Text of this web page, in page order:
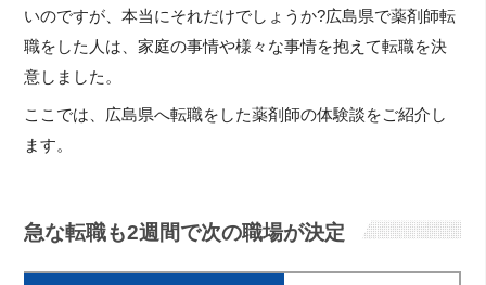
いのですが、本当にそれだけでしょうか?広島県で薬剤師転
職をした人は、家庭の事情や様々な事情を抱えて転職を決
意しました。
ここでは、広島県へ転職をした薬剤師の体験談をご紹介し
ます。
急な転職も2週間で次の職場が決定